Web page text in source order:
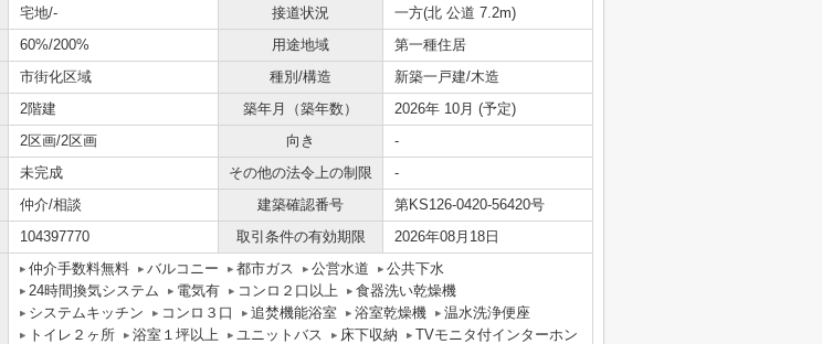
宅地/- 接道状況
一方(北 公道 7.2m)
60%/200% 用途地域
第一種住居
市街化区域 種別/構造
新築一戸建/木造
2階建 築年月（築年数）
2026年 10月 (予定)
2区画/2区画 向き
-
未完成 その他の法令上の制限
-
仲介/相談 建築確認番号
第KS126-0420-56420号
104397770 取引条件の有効期限 2026年08月18日
仲介手数料無料 バルコニー 都市ガス 公営水道
公共下水
24時間換気システム
電気有 コンロ２口以上
食器洗い乾燥機
システムキッチン
コンロ３口 追焚機能浴室 浴室乾燥機
温水洗浄便座
トイレ２ヶ所
浴室１坪以上 ユニットバス 床下収納
TVモニタ付インターホン